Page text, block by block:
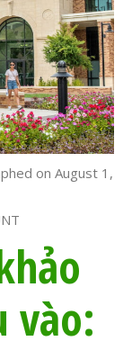
on August 1,
vào: